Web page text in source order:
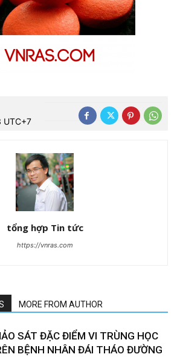
UTC+7
tổng hợp Tin tức
https://vnras.com
MORE FROM AUTHOR
SÁT ĐẶC ĐIỂM VI TRÙNG HỌC
BỆNH NHÂN ĐÁI THÁO ĐƯỜNG